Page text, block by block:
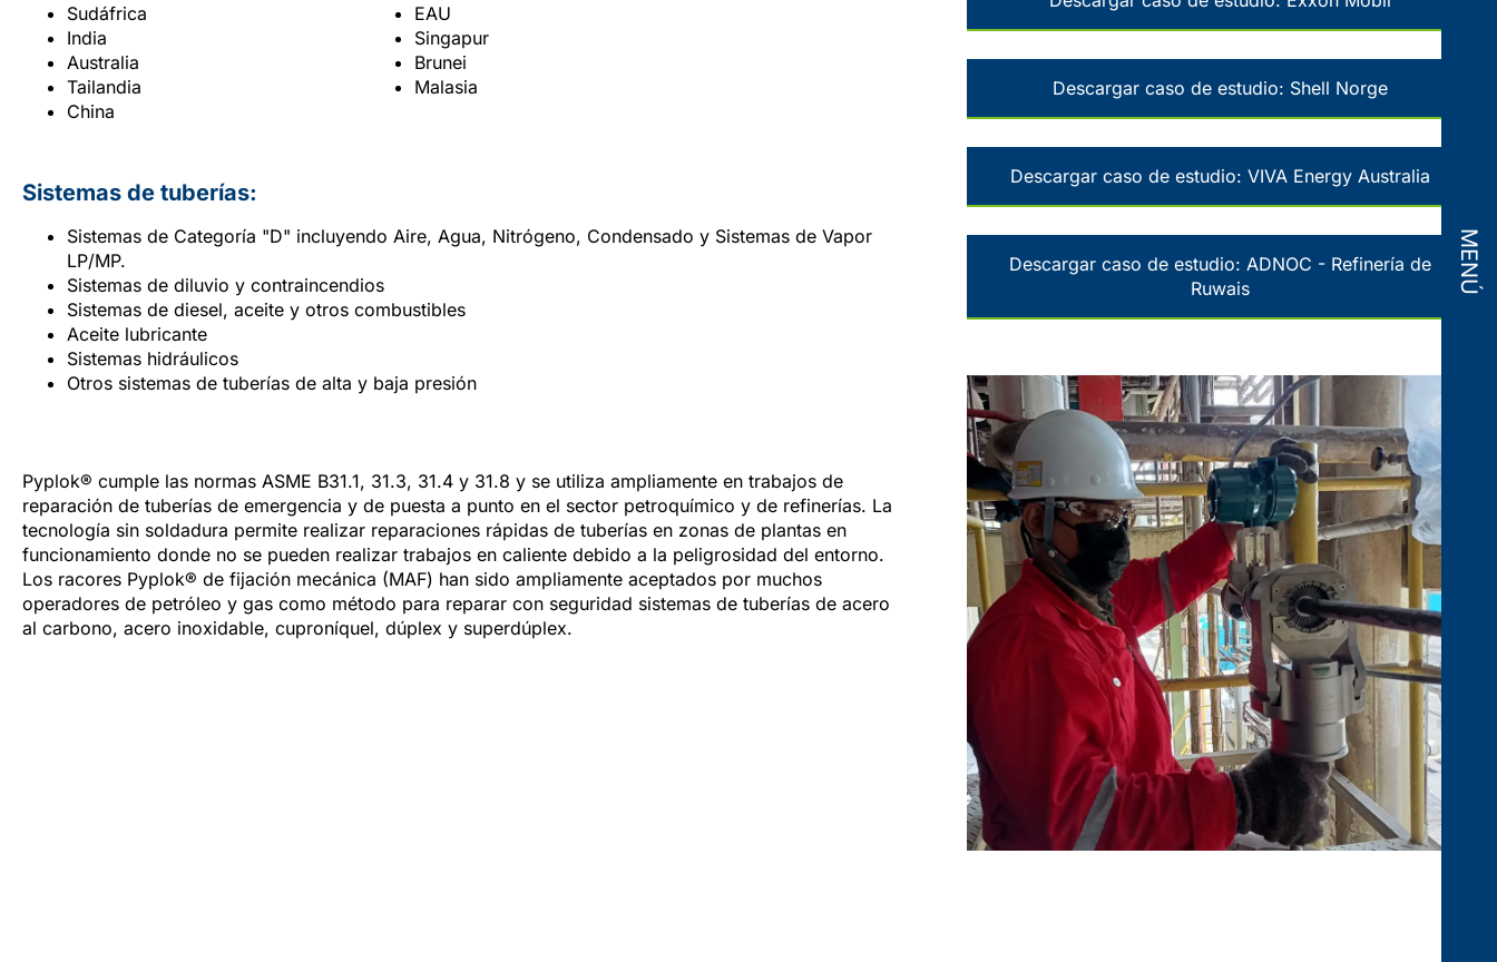
Sudáfrica
EAU
India
Singapur
Australia
Brunei
Tailandia
Malasia
China
Sistemas de tuberías:
Sistemas de Categoría "D" incluyendo Aire, Agua, Nitrógeno, Condensado y Sistemas de Vapor
LP/MP.
Sistemas de diluvio y contraincendios
Sistemas de diesel, aceite y otros combustibles
Aceite lubricante
Sistemas hidráulicos
Otros sistemas de tuberías de alta y baja presión
Pyplok® cumple las normas ASME B31.1, 31.3, 31.4 y 31.8 y se utiliza ampliamente en trabajos de
reparación de tuberías de emergencia y de puesta a punto en el sector petroquímico y de refinerías. La
tecnología sin soldadura permite realizar reparaciones rápidas de tuberías en zonas de plantas en
funcionamiento donde no se pueden realizar trabajos en caliente debido a la peligrosidad del entorno.
Los racores Pyplok® de fijación mecánica (MAF) han sido ampliamente aceptados por muchos
operadores de petróleo y gas como método para reparar con seguridad sistemas de tuberías de acero
al carbono, acero inoxidable, cuproníquel, dúplex y superdúplex.
Descargar caso de estudio: Shell Norge
Descargar caso de estudio: VIVA Energy Australia
Descargar caso de estudio: ADNOC - Refinería de
Ruwais
MENÚ